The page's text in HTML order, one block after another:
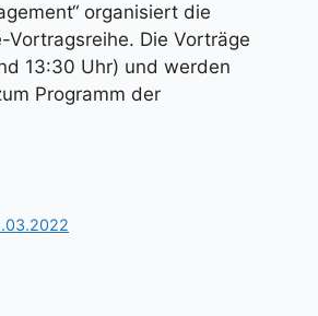
organisiert die
Vortragsreihe. Die Vorträge
13:30 Uhr) und werden
Programm der